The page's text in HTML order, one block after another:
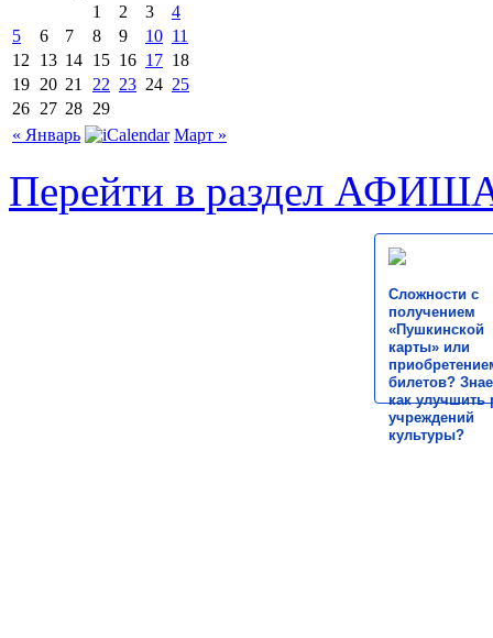
1
2 3
4
5
6 7 8 9 10 11
12
13 14 15 16 17 18
19 20 21 22 23 24 25
26 27 28 29
« Январь
Март »
Перейти в раздел
Сложности с
получением
«Пушкинской
карты» или
билетов?
как улучшить
учреждений
культуры?